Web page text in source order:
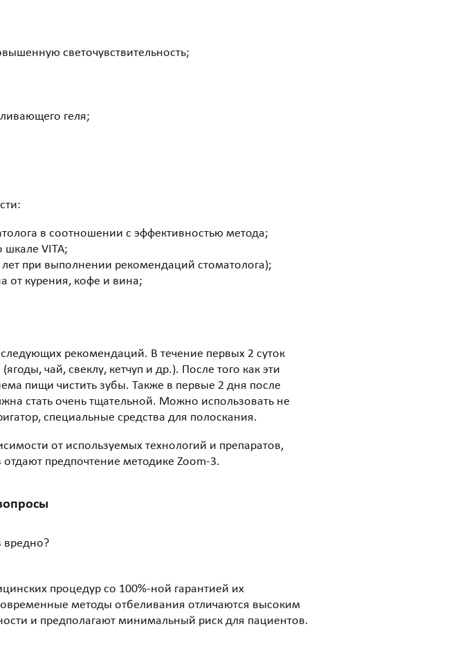
светочувствительность;
геля;
в соотношении с эффективностью метода;
VITA;
при выполнении рекомендаций стоматолога);
от курения, кофе и вина;
рекомендаций. В течение первых 2 суток
чай, свеклу, кетчуп и др.). После того как эти
пищи чистить зубы. Также в первые 2 дня после
стать очень тщательной. Можно использовать не
специальные средства для полоскания.
от используемых технологий и препаратов,
предпочтение методике Zoom-3.
вредно?
процедур со 100%-ной гарантией их
методы отбеливания отличаются высоким
и предполагают минимальный риск для пациентов.